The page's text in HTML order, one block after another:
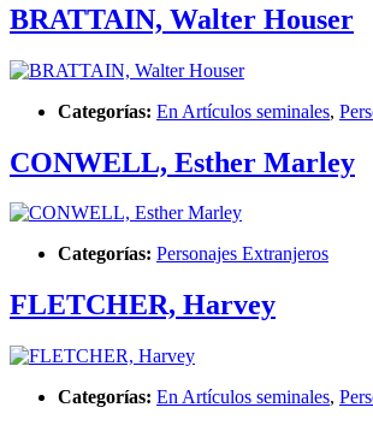
BRATTAIN, Walter Houser
Categorías: En Artículos seminales,
CONWELL, Esther Marley
Categorías: Personajes Extranjeros
FLETCHER, Harvey
Categorías: En Artículos seminales,